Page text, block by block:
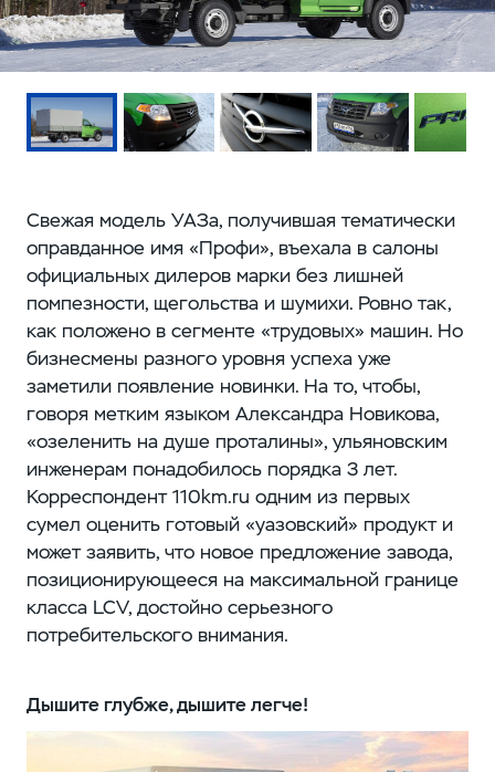
Свежая модель УАЗа, получившая тематически
оправданное имя «Профи», въехала в салоны
официальных дилеров марки без лишней
помпезности, щегольства и шумихи. Ровно так,
как положено в сегменте «трудовых» машин. Но
бизнесмены разного уровня успеха уже
заметили появление новинки. На то, чтобы,
говоря метким языком Александра Новикова,
«озеленить на душе проталины», ульяновским
инженерам понадобилось порядка 3 лет.
Корреспондент 110km.ru одним из первых
сумел оценить готовый «уазовский» продукт и
может заявить, что новое предложение завода,
позиционирующееся на максимальной границе
класса LCV, достойно серьезного
потребительского внимания.
Дышите глубже, дышите легче!